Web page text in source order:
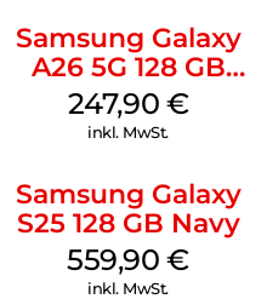
Samsung Galaxy
A26 5G 128 GB
Black
247,90 €
inkl. MwSt.
Samsung Galaxy
S25 128 GB Navy
559,90€
inkl. MwSt.